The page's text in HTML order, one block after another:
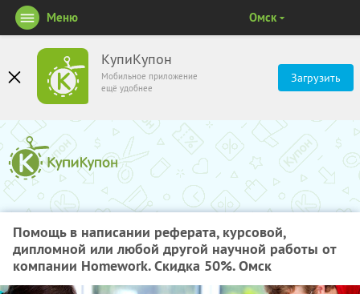
КупиКупон
Мобильное приложение
ещё удобнее
Загрузить
Меню Омск
Помощь в написании реферата, курсовой,
дипломной или любой другой научной работы от
компании Homework. Скидка 50%. Омск